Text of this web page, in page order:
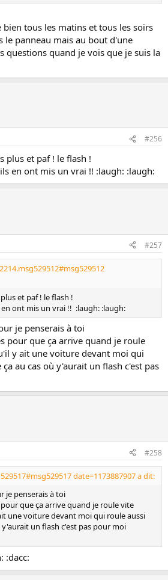
tous les matins et tous les soirs
le panneau mais au bout d'une
questions quand je vois que je suis la
#256
plus et paf ! le flash !
en ont mis un vrai !! :laugh: :laugh:
#257
et paf ! le flash !
en ont mis un vrai !! :laugh: :laugh:
je penserais à toi
pour que ça arrive quand je roule
y ait une voiture devant moi qui
au cas où y'aurait un flash c'est pas
#258
date=1173887907 a dit:
je penserais à toi
que ça arrive quand je roule vite
une voiture devant moi qui roule aussi
un flash c'est pas pour moi
:dacc: